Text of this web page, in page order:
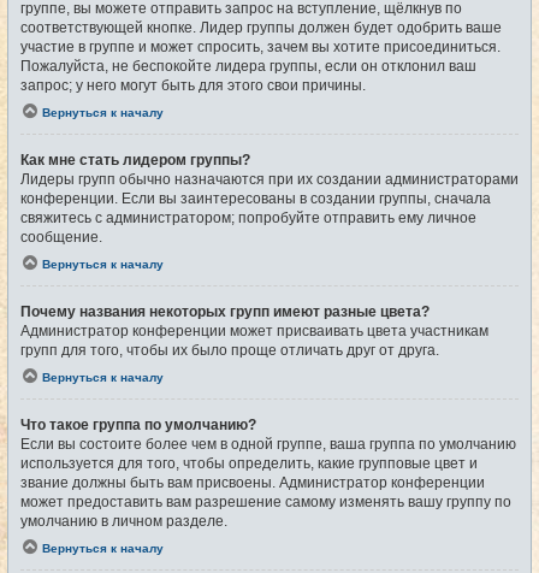
группе, вы можете отправить запрос на вступление, щёлкнув по
соответствующей кнопке. Лидер группы должен будет одобрить ваше
участие в группе и может спросить, зачем вы хотите присоединиться.
Пожалуйста, не беспокойте лидера группы, если он отклонил ваш
запрос; у него могут быть для этого свои причины.
Вернуться к началу
Как мне стать лидером группы?
Лидеры групп обычно назначаются при их создании администраторами
конференции. Если вы заинтересованы в создании группы, сначала
свяжитесь с администратором; попробуйте отправить ему личное
сообщение.
Вернуться к началу
Почему названия некоторых групп имеют разные цвета?
Администратор конференции может присваивать цвета участникам
групп для того, чтобы их было проще отличать друг от друга.
Вернуться к началу
Что такое группа по умолчанию?
Если вы состоите более чем в одной группе, ваша группа по умолчанию
используется для того, чтобы определить, какие групповые цвет и
звание должны быть вам присвоены. Администратор конференции
может предоставить вам разрешение самому изменять вашу группу по
умолчанию в личном разделе.
Вернуться к началу